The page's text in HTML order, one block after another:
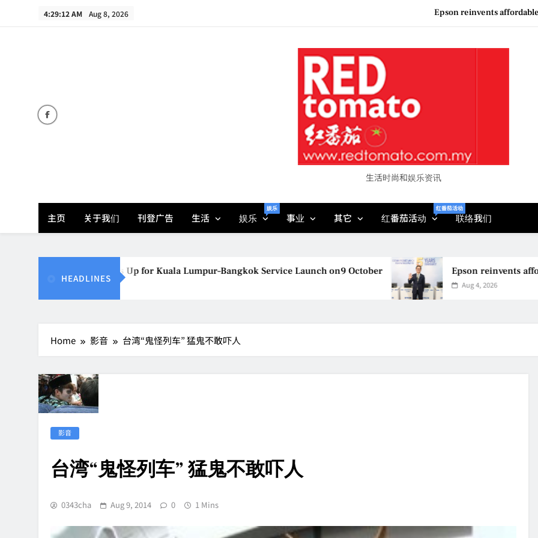
4:29:13 AM Aug 8, 2026 Epson reinvents
Epson reinvents
“See Her Heal – 1,000 Untold
生活时尚和娱乐资讯
主页 关于我们 刊登广告 生活 娱乐
娱乐
事业 其它 红番茄活动
红番茄活动
联络我们
HEADLINES
Thailand Gears Up for Kuala Lumpur–Bangkok Service Launch on9 October Epson reinvents
Aug 4, 2026
Home 影音 台湾“鬼怪列车” 猛鬼不敢吓人
影音
台湾“鬼怪列车” 猛鬼不敢吓人
0343cha Aug 9, 2014 0 1 Mins